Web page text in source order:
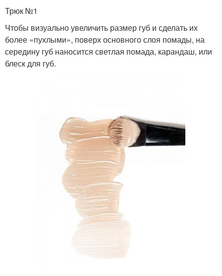
Трюк №1
Чтобы визуально увеличить размер губ и сделать их
более «пухлыми», поверх основного слоя помады, на
середину губ наносится светлая помада, карандаш, или
блеск для губ.